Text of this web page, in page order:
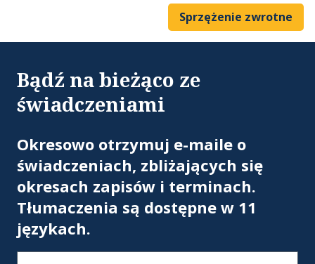
Sprzężenie zwrotne
Bądź na bieżąco ze
świadczeniami
Okresowo otrzymuj e-maile o
świadczeniach, zbliżających się
okresach zapisów i terminach.
Tłumaczenia są dostępne w 11
językach.